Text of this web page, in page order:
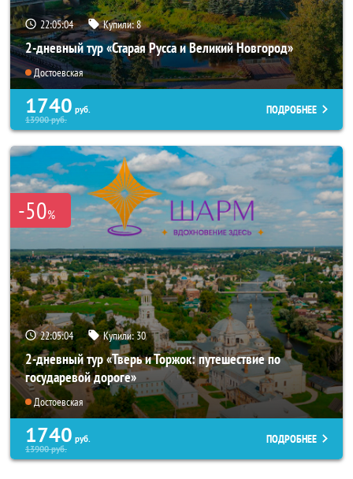
22:05:04 Купили:8
2-дневный тур «Старая Русса и Великий Новгород»
Достоевская
1740 руб.
13900руб.
ПОДРОБНЕЕ
-50%
22:05:04 Купили:30
2-дневный тур «Тверь и Торжок: путешествие по
государевой дороге»
Достоевская
1740 руб.
13900руб.
ПОДРОБНЕЕ